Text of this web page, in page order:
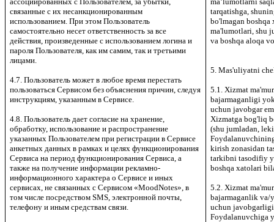
связанные с их несанкционированным
использованием. При этом Пользователь
самостоятельно несет ответственность за все
действия, произведенные с использованием логина и
пароля Пользователя, как им самим, так и третьими
лицами.
4.7. Пользователь может в любое время перестать
пользоваться Сервисом без объяснения причин, следуя
инструкциям, указанным в Сервисе.
4.8. Пользователь дает согласие на хранение,
обработку, использование и распространение
указанных Пользователем при регистрации в Сервисе
анкетных данных в рамках и целях функционирования
Сервиса на период функционирования Сервиса, а
также на получение информации рекламно-
информационного характера о Сервисе и иных
сервисах, не связанных с Сервисом «MoodNotes», в
том числе посредством SMS, электронной почты,
телефону и иным средствам связи.
tarqatishga,
bo'lmagan
ma'lumotlari, shu
va boshqa aloqa
5. Mas'uliyatni
5.1. Xizmat
bajarmaganligi
uchun javobgar
Xizmatga bog'liq
(shu jumladan,
kirish zonasidan
tarkibni tasodifiy
boshqa xatolari
5.2. Xizmat
bajarmaganlik va/
uchun
Foydalanuvchiga